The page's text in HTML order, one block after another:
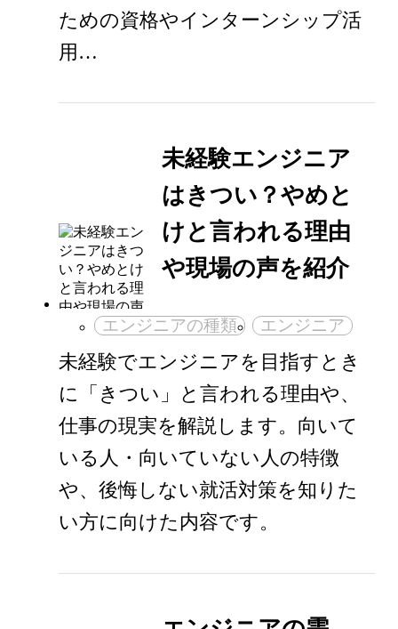
ための資格やインターンシップ活
用…
未経験エンジニア
はきつい？やめと
けと言われる理由
や現場の声を紹介
エンジニアの種類 エンジニア
未経験でエンジニアを目指すとき
に「きつい」と言われる理由や、
仕事の現実を解説します。向いて
いる人・向いていない人の特徴
や、後悔しない就活対策を知りた
い方に向けた内容です。